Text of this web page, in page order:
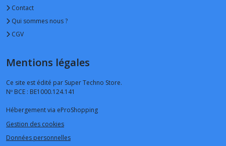
Contact
Qui sommes nous ?
CGV
Mentions légales
Ce site est édité par Super Techno Store.
Nº BCE : BE1000.124.141
Hébergement via eProShopping
Gestion des cookies
Données personnelles